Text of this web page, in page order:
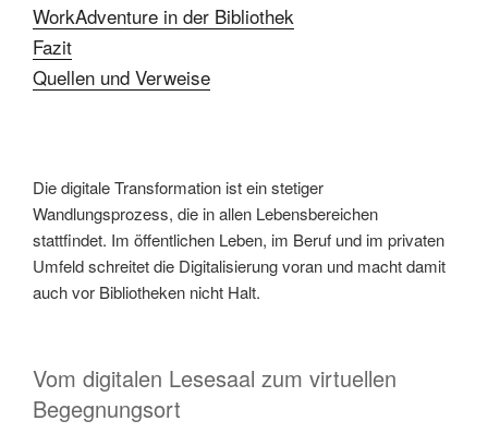
WorkAdventure in der Bibliothek
Fazit
Quellen und Verweise
Die digitale Transformation ist ein stetiger
Wandlungsprozess, die in allen Lebensbereichen
stattfindet. Im öffentlichen Leben, im Beruf und im privaten
Umfeld schreitet die Digitalisierung voran und macht damit
auch vor Bibliotheken nicht Halt.
Vom digitalen Lesesaal zum virtuellen
Begegnungsort